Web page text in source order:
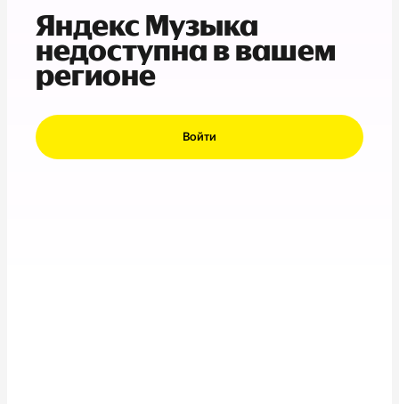
Яндекс Музыка
недоступна в вашем
регионе
Войти